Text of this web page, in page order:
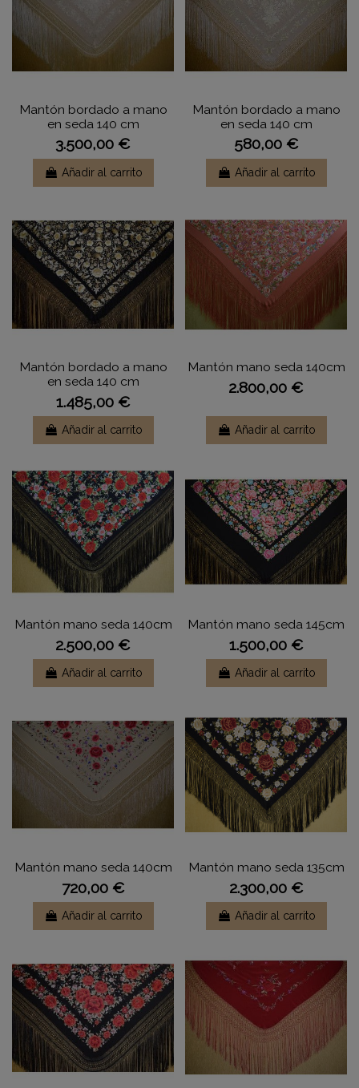
Mantón bordado a mano
en seda 140 cm
3.500,00 €
Añadir al carrito
Mantón bordado a mano
en seda 140 cm
580,00 €
Añadir al carrito
Mantón bordado a mano
en seda 140 cm
1.485,00 €
Añadir al carrito
Mantón mano seda 140cm
2.800,00 €
Añadir al carrito
Mantón mano seda 140cm
2.500,00 €
Añadir al carrito
Mantón mano seda 145cm
1.500,00 €
Añadir al carrito
Mantón mano seda 140cm
720,00 €
Añadir al carrito
Mantón mano seda 135cm
2.300,00 €
Añadir al carrito